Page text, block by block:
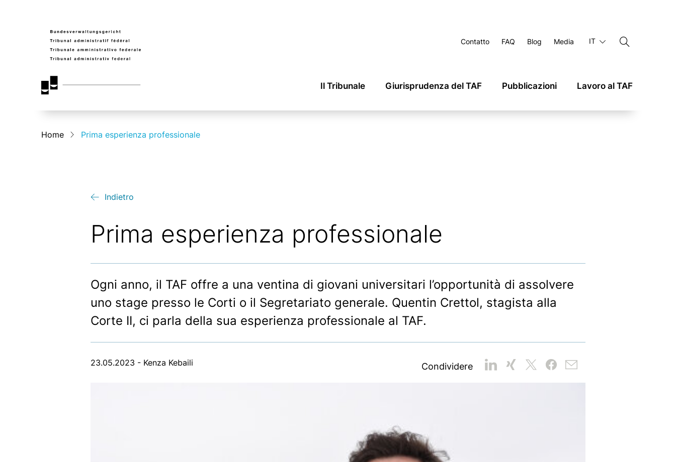
Contatto FAQ Blog Media IT
Il Tribunale Giurisprudenza del TAF Pubblicazioni Lavoro al TAF
Home Prima esperienza professionale
Indietro
Prima esperienza professionale
Ogni anno, il TAF offre a una ventina di giovani universitari l’opportunità di assolvere
uno stage presso le Corti o il Segretariato generale. Quentin Crettol, stagista alla
Corte II, ci parla della sua esperienza professionale al TAF.
23.05.2023 - Kenza Kebaili Condividere